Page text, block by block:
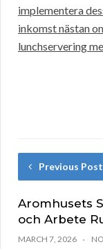
implementera
inkomst nästan
lunchservering
Previous Post
Aromhusets
och Arbete
MARCH 7, 2026